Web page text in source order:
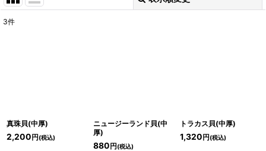
3件
真珠貝(中厚)
2,200円(税込)
ニュージーランド貝(中
厚)
880円(税込)
トラカス貝(中厚)
1,320円(税込)